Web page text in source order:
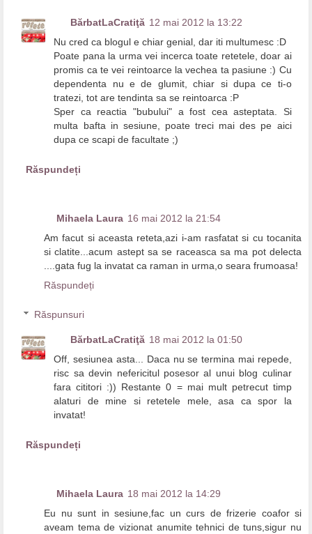
BărbatLaCratiţă 12 mai 2012 la 13:22
Nu cred ca blogul e chiar genial, dar iti multumesc :D
Poate pana la urma vei incerca toate retetele, doar ai
promis ca te vei reintoarce la vechea ta pasiune :) Cu
dependenta nu e de glumit, chiar si dupa ce ti-o
tratezi, tot are tendinta sa se reintoarca :P
Sper ca reactia "bubului" a fost cea asteptata. Si
multa bafta in sesiune, poate treci mai des pe aici
dupa ce scapi de facultate ;)
Răspundeți
Mihaela Laura 16 mai 2012 la 21:54
Am facut si aceasta reteta,azi i-am rasfatat si cu tocanita
si clatite...acum astept sa se raceasca sa ma pot delecta
....gata fug la invatat ca raman in urma,o seara frumoasa!
Răspundeți
Răspunsuri
BărbatLaCratiţă 18 mai 2012 la 01:50
Off, sesiunea asta... Daca nu se termina mai repede,
risc sa devin nefericitul posesor al unui blog culinar
fara cititori :)) Restante 0 = mai mult petrecut timp
alaturi de mine si retetele mele, asa ca spor la
invatat!
Răspundeți
Mihaela Laura 18 mai 2012 la 14:29
Eu nu sunt in sesiune,fac un curs de frizerie coafor si
aveam tema de vizionat anumite tehnici de tuns,sigur nu